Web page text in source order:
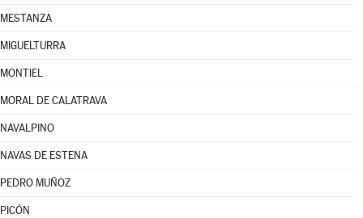
MESTANZA
MIGUELTURRA
MONTIEL
MORAL DE CALATRAVA
NAVALPINO
NAVAS DE ESTENA
PEDRO MUÑOZ
PICÓN